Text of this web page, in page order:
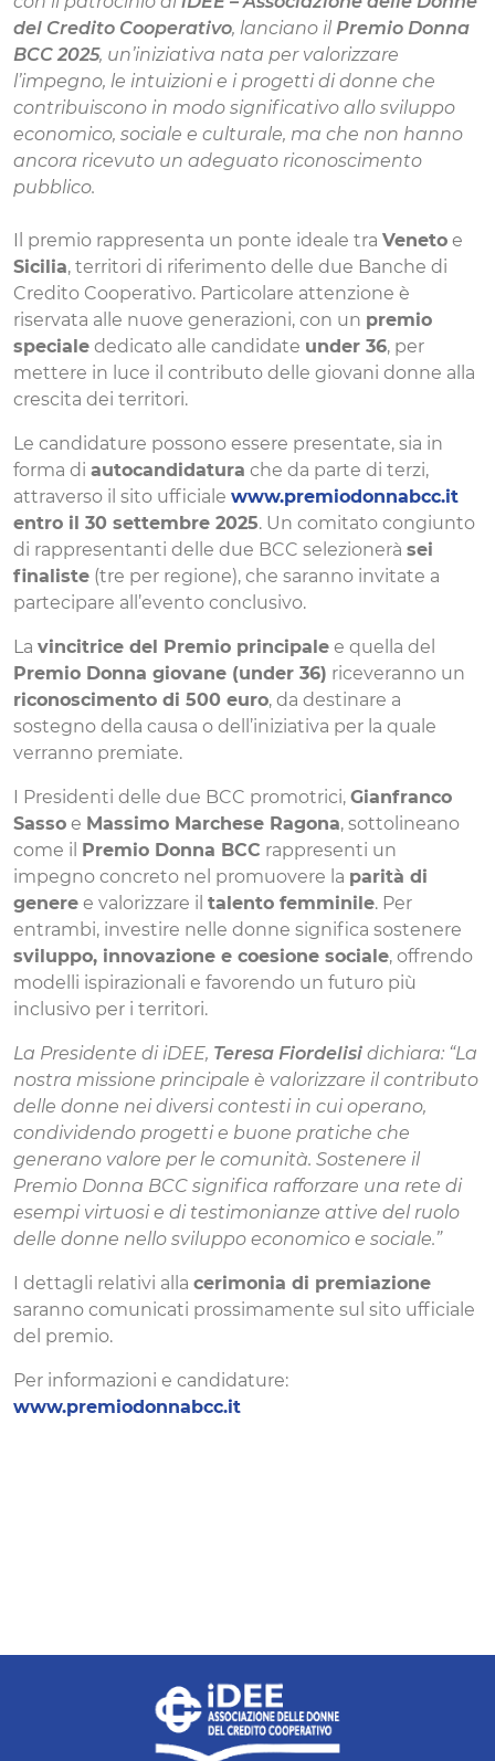
del Credito Cooperativo, lanciano il Premio Donna
BCC 2025, un’iniziativa nata per valorizzare
l’impegno, le intuizioni e i progetti di donne che
contribuiscono in modo significativo allo sviluppo
economico, sociale e culturale, ma che non hanno
ancora ricevuto un adeguato riconoscimento
pubblico.
Il premio rappresenta un ponte ideale tra Veneto e
Sicilia, territori di riferimento delle due Banche di
Credito Cooperativo. Particolare attenzione è
riservata alle nuove generazioni, con un premio
speciale dedicato alle candidate under 36, per
mettere in luce il contributo delle giovani donne alla
crescita dei territori.
Le candidature possono essere presentate, sia in
forma di autocandidatura che da parte di terzi,
attraverso il sito ufficiale www.premiodonnabcc.it
entro il 30 settembre 2025. Un comitato congiunto
di rappresentanti delle due BCC selezionerà sei
finaliste (tre per regione), che saranno invitate a
partecipare all’evento conclusivo.
La vincitrice del Premio principale e quella del
Premio Donna giovane (under 36) riceveranno un
riconoscimento di 500 euro, da destinare a
sostegno della causa o dell’iniziativa per la quale
verranno premiate.
I Presidenti delle due BCC promotrici, Gianfranco
Sasso e Massimo Marchese Ragona, sottolineano
come il Premio Donna BCC rappresenti un
impegno concreto nel promuovere la parità di
genere e valorizzare il talento femminile. Per
entrambi, investire nelle donne significa sostenere
sviluppo, innovazione e coesione sociale, offrendo
modelli ispirazionali e favorendo un futuro più
inclusivo per i territori.
La Presidente di iDEE, Teresa Fiordelisi dichiara: “La
nostra missione principale è valorizzare il contributo
delle donne nei diversi contesti in cui operano,
condividendo progetti e buone pratiche che
generano valore per le comunità. Sostenere il
Premio Donna BCC significa rafforzare una rete di
esempi virtuosi e di testimonianze attive del ruolo
delle donne nello sviluppo economico e sociale.”
I dettagli relativi alla cerimonia di premiazione
saranno comunicati prossimamente sul sito ufficiale
del premio.
Per informazioni e candidature:
www.premiodonnabcc.it